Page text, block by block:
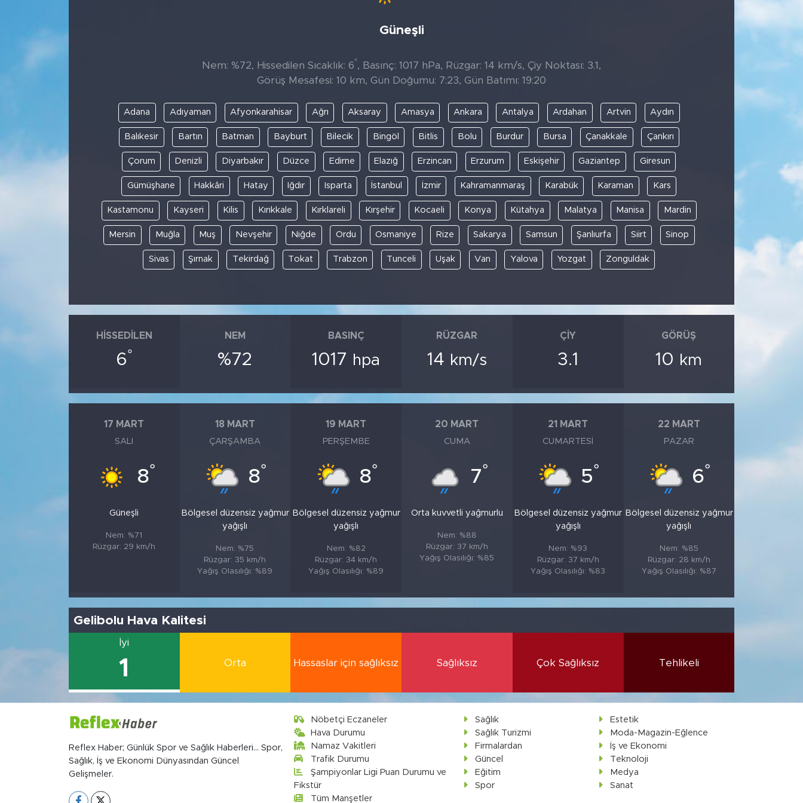
Güneşli
Nem: %72, Hissedilen Sıcaklık: 6°, Basınç: 1017 hPa, Rüzgar: 14 km/s, Çiy Noktası: 3.1,
Görüş Mesafesi: 10 km, Gün Doğumu: 7:23, Gün Batımı: 19:20
Adana Adıyaman Afyonkarahisar Ağrı Aksaray Amasya Ankara Antalya Ardahan Artvin Aydın
Balıkesir Bartın Batman Bayburt Bilecik Bingöl Bitlis Bolu Burdur Bursa Çanakkale Çankırı
Çorum Denizli Diyarbakır Düzce Edirne Elazığ Erzincan Erzurum Eskişehir Gaziantep Giresun
Gümüşhane Hakkâri Hatay Iğdır Isparta İstanbul İzmir Kahramanmaraş Karabük Karaman Kars
Kastamonu Kayseri Kilis Kırıkkale Kırklareli Kırşehir Kocaeli Konya Kütahya Malatya Manisa Mardin
Mersin Muğla Muş Nevşehir Niğde Ordu Osmaniye Rize Sakarya Samsun Şanlıurfa Siirt Sinop
Sivas Şırnak Tekirdağ Tokat Trabzon Tunceli Uşak Van Yalova Yozgat Zonguldak
HISSEDILEN
6°
NEM
%72
BASINÇ
1017 hpa
RÜZGAR
14 km/s
ÇIY
3.1
GÖRÜŞ
10 km
17 MART
SALI
8°
Güneşli
Nem: %71
Rüzgar: 29 km/h
18 MART
ÇARŞAMBA
8°
Bölgesel düzensiz yağmur
yağışlı
Nem: %75
Rüzgar: 35 km/h
Yağış Olasılığı: %89
19 MART
PERŞEMBE
8°
Bölgesel düzensiz yağmur
yağışlı
Nem: %82
Rüzgar: 34 km/h
Yağış Olasılığı: %89
20 MART
CUMA
7°
Orta kuvvetli yağmurlu
Nem: %88
Rüzgar: 37 km/h
Yağış Olasılığı: %85
21 MART
CUMARTESI
5°
Bölgesel düzensiz yağmur
yağışlı
Nem: %93
Rüzgar: 37 km/h
Yağış Olasılığı: %83
22 MART
PAZAR
6°
Bölgesel düzensiz yağmur
yağışlı
Nem: %85
Rüzgar: 28 km/h
Yağış Olasılığı: %87
Gelibolu Hava Kalitesi
İyi
1 Orta Hassaslar için sağlıksız Sağlıksız Çok Sağlıksız Tehlikeli
Reflex Haber; Günlük Spor ve Sağlık Haberleri... Spor,
Sağlık, İş ve Ekonomi Dünyasından Güncel
Gelişmeler.
Nöbetçi Eczaneler
Hava Durumu
Namaz Vakitleri
Trafik Durumu
Şampiyonlar Ligi Puan Durumu ve
Fikstür
Tüm Manşetler
Sağlık
Estetik
Sağlık Turizmi
Moda-Magazin-Eğlence
Firmalardan
İş ve Ekonomi
Güncel
Teknoloji
Eğitim
Medya
Spor
Sanat